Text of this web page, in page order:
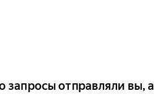
запросы отправляли вы, а